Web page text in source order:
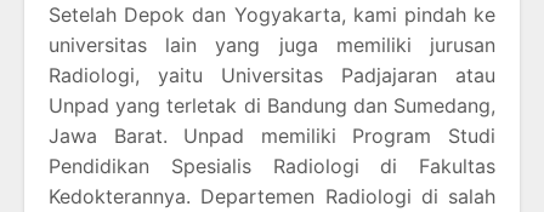
Setelah Depok dan Yogyakarta, kami pindah ke
universitas lain yang juga memiliki jurusan
Radiologi, yaitu Universitas Padjajaran atau
Unpad yang terletak di Bandung dan Sumedang,
Jawa Barat. Unpad memiliki Program Studi
Pendidikan Spesialis Radiologi di Fakultas
Kedokterannya. Departemen Radiologi di salah